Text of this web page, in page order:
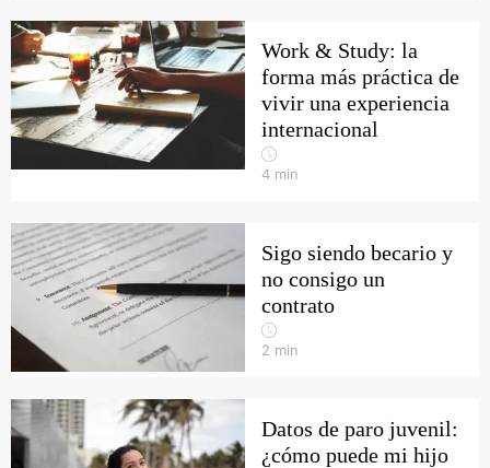
Work & Study: la
forma más práctica de
vivir una experiencia
internacional
4 min
Sigo siendo becario y
no consigo un
contrato
2 min
Datos de paro juvenil:
¿cómo puede mi hijo